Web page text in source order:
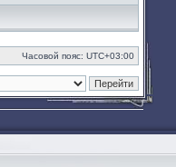
Часовой пояс: UTC+03:00